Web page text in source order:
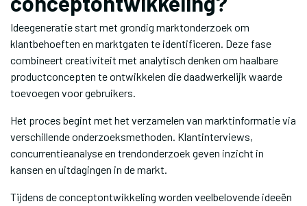
Ideegeneratie start met grondig marktonderzoek om
klantbehoeften en marktgaten te identificeren. Deze fase
combineert creativiteit met analytisch denken om haalbare
productconcepten te ontwikkelen die daadwerkelijk waarde
toevoegen voor gebruikers.
Het proces begint met het verzamelen van marktinformatie via
verschillende onderzoeksmethoden. Klantinterviews,
concurrentieanalyse en trendonderzoek geven inzicht in
kansen en uitdagingen in de markt.
Tijdens de conceptontwikkeling worden veelbelovende ideeën